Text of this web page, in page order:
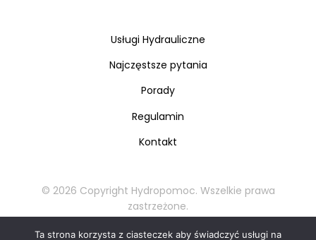
Usługi Hydrauliczne
Najczęstsze pytania
Porady
Regulamin
Kontakt
© 2026 Copyright Hydropomoc. Wszelkie prawa
zastrzeżone.
Ta strona korzysta z ciasteczek aby świadczyć usługi na